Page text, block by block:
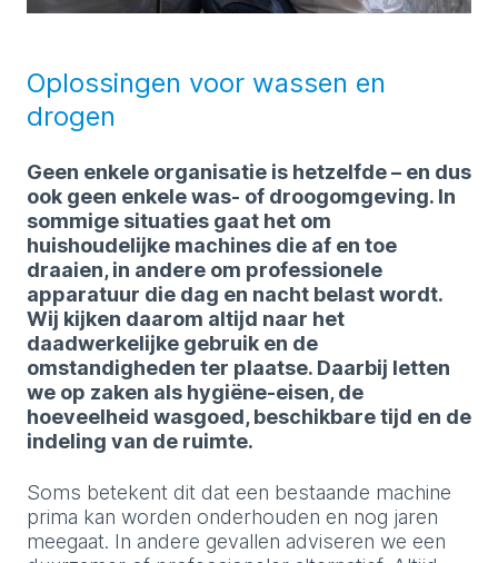
Oplossingen voor wassen en
drogen
Geen enkele organisatie is hetzelfde – en dus
ook geen enkele was- of droogomgeving. In
sommige situaties gaat het om
huishoudelijke machines die af en toe
draaien, in andere om professionele
apparatuur die dag en nacht belast wordt.
Wij kijken daarom altijd naar het
daadwerkelijke gebruik en de
omstandigheden ter plaatse. Daarbij letten
we op zaken als hygiëne-eisen, de
hoeveelheid wasgoed, beschikbare tijd en de
indeling van de ruimte.
Soms betekent dit dat een bestaande machine
prima kan worden onderhouden en nog jaren
meegaat. In andere gevallen adviseren we een